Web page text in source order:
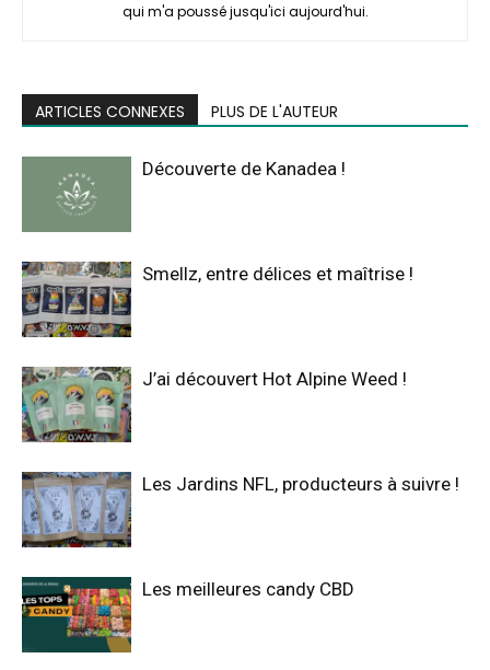
qui m'a poussé jusqu'ici aujourd'hui.
ARTICLES CONNEXES PLUS DE L'AUTEUR
Découverte de Kanadea !
Smellz, entre délices et maîtrise !
J’ai découvert Hot Alpine Weed !
Les Jardins NFL, producteurs à suivre !
Les meilleures candy CBD